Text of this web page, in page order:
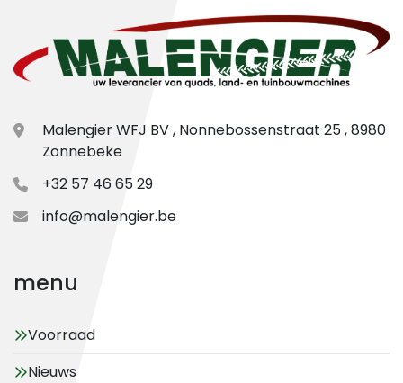
Malengier WFJ BV , Nonnebossenstraat 25 , 8980
Zonnebeke
+32 57 46 65 29
info@malengier.be
menu
Voorraad
Nieuws